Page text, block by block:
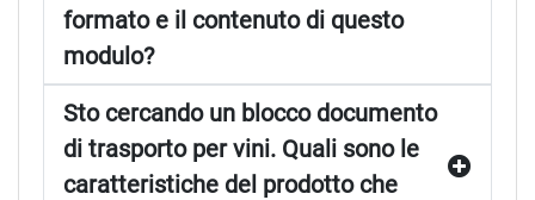
formato e il contenuto di questo
modulo?
Sto cercando un blocco documento
di trasporto per vini. Quali sono le
caratteristiche del prodotto che